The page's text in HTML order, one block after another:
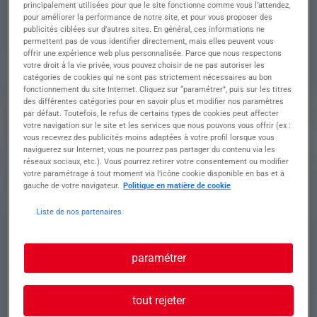
blanchets)
• Contrôler en cours de tirage (conformité de la
teinte, du calage et repérage
• Entretenir la ligne (graissage, changement de
courroies, nettoyage...)
• Participer à la maintenance de premier et
deuxième niveau.
Profil recherché
• qui débute dans la vie active ?
(ex : CAP à niveau BAC +2 en impression)
Vous êtes à l'aise avec l'outil informatique ?
Vous méthodique, réactif, force de production ?
Vous avez une bonne vision des couleurs ?
principalement utilisées pour que le site fonctionne comme vous l’attendez,
pour améliorer la performance de notre site, et pour vous proposer des
publicités ciblées sur d’autres sites. En général, ces informations ne
permettent pas de vous identifier directement, mais elles peuvent vous
offrir une expérience web plus personnalisée. Parce que nous respectons
votre droit à la vie privée, vous pouvez choisir de ne pas autoriser les
catégories de cookies qui ne sont pas strictement nécessaires au bon
fonctionnement du site Internet. Cliquez sur “paramétrer”, puis sur les titres
des différentes catégories pour en savoir plus et modifier nos paramètres
par défaut. Toutefois, le refus de certains types de cookies peut affecter
votre navigation sur le site et les services que nous pouvons vous offrir (ex :
vous recevrez des publicités moins adaptées à votre profil lorsque vous
naviguerez sur Internet, vous ne pourrez pas partager du contenu via les
réseaux sociaux, etc.). Vous pourrez retirer votre consentement ou modifier
votre paramétrage à tout moment via l’icône cookie disponible en bas et à
gauche de votre navigateur. Politique en matière de cookie
Liste de nos partenaires
paramétrer
tout rejeter